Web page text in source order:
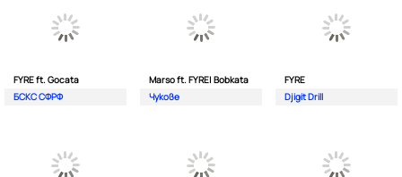
FYRE ft. Gocata
БСКС СФРФ
Marso ft. FYRE| Bobkata
Чукове
FYRE
Djigit Drill